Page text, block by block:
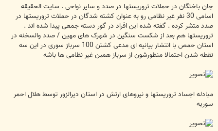
جان باختگان در حملات تروریستها در صدد و سایر نواحی . سایت الحقیقه
اسامی 30 نفر غیر نظامی رو به عنوان کشته شدگان در حملات تروریستها در
صدد متشر کرده . گفته شده این افراد در گور دسته جمعی پیدا شده اند .
تروریستها هم بعد از شکست سنگین در شهرک های مهین / صدد والسخنه در
استان حمص با انتشار بیانیه ای مدعی کشتن 100 سرباز سوری در این سه
نقطه شدن احتمالا منظورشون از سرباز همین غیر نظامی ها باشه
مبادله اجساد تروریستها و نیروهای ارتش در استان دیرالزور توسط هلال احمر
سوریه